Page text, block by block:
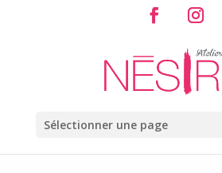
Sélectionner une page